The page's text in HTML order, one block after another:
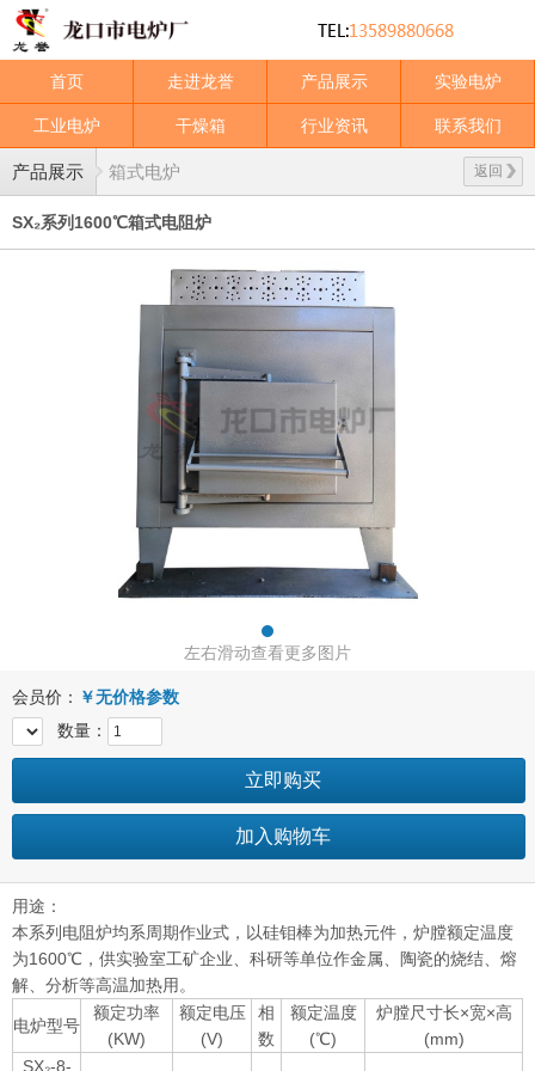
首页 走进龙誉 产品展示 实验电炉
工业电炉 干燥箱 行业资讯 联系我们
产品展示 返回
箱式电炉
SX₂系列1600℃箱式电阻炉
左右滑动查看更多图片
会员价： ￥无价格参数
数量：
立即购买
加入购物车
用途：
本系列电阻炉均系周期作业式，以硅钼棒为加热元件，炉膛额定温度
为1600℃，供实验室工矿企业、科研等单位作金属、陶瓷的烧结、熔
解、分析等高温加热用。
电炉型号
额定功率
(KW)
额定电压
(V)
相
数
额定温度
(℃)
炉膛尺寸长×宽×高
(mm)
SX₂-8-